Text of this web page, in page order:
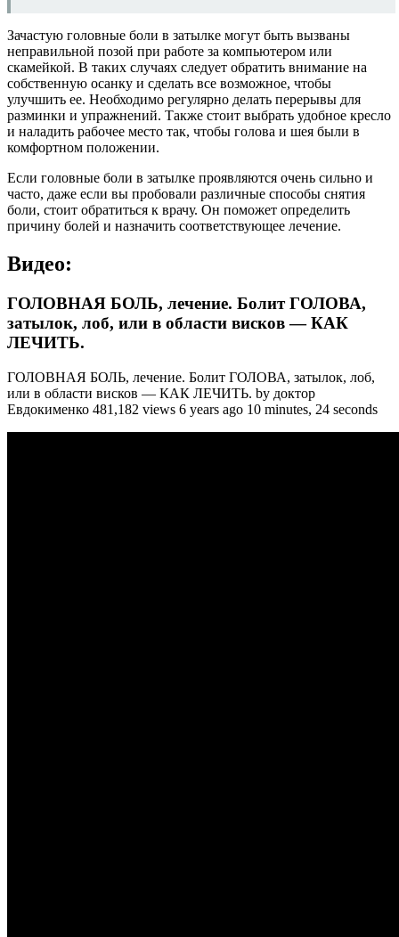
Зачастую головные боли в затылке могут быть вызваны
неправильной позой при работе за компьютером или
скамейкой. В таких случаях следует обратить внимание на
собственную осанку и сделать все возможное, чтобы
улучшить ее. Необходимо регулярно делать перерывы для
разминки и упражнений. Также стоит выбрать удобное кресло
и наладить рабочее место так, чтобы голова и шея были в
комфортном положении.
Если головные боли в затылке проявляются очень сильно и
часто, даже если вы пробовали различные способы снятия
боли, стоит обратиться к врачу. Он поможет определить
причину болей и назначить соответствующее лечение.
Видео:
ГОЛОВНАЯ БОЛЬ, лечение. Болит ГОЛОВА,
затылок, лоб, или в области висков — КАК
ЛЕЧИТЬ.
ГОЛОВНАЯ БОЛЬ, лечение. Болит ГОЛОВА, затылок, лоб,
или в области висков — КАК ЛЕЧИТЬ. by доктор
Евдокименко 481,182 views 6 years ago 10 minutes, 24 seconds